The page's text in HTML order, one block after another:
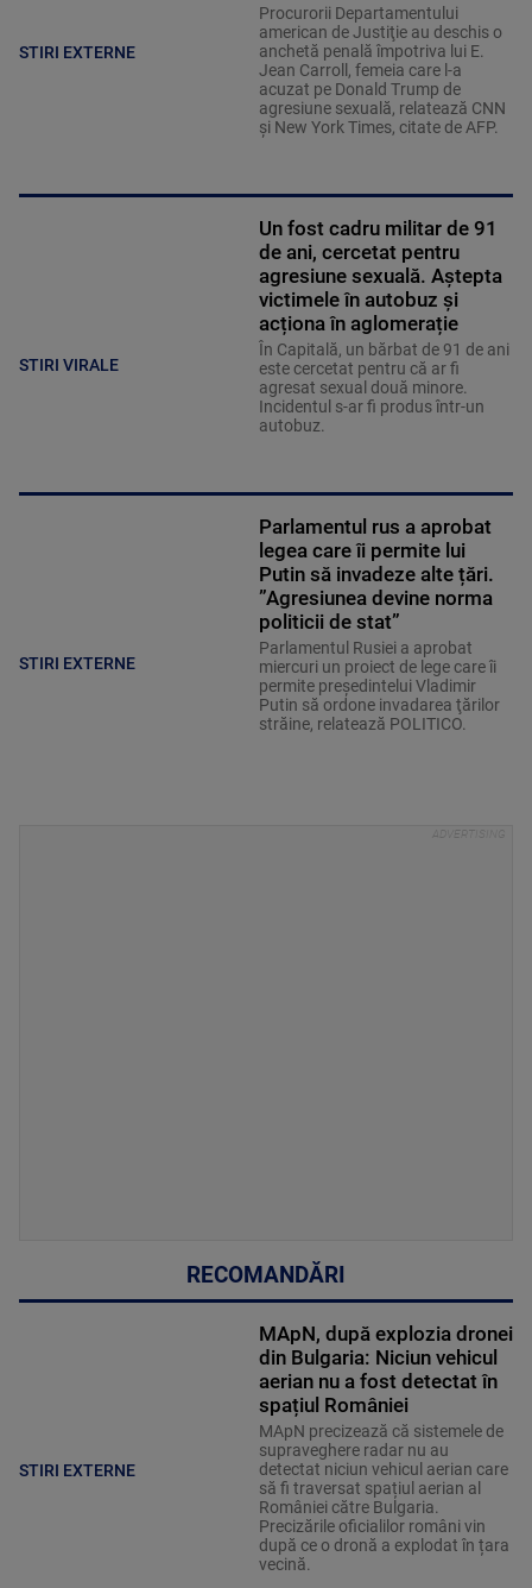
STIRI EXTERNE
Procurorii Departamentului
american de Justiţie au deschis o
anchetă penală împotriva lui E.
Jean Carroll, femeia care l-a
acuzat pe Donald Trump de
agresiune sexuală, relatează CNN
şi New York Times, citate de AFP.
STIRI VIRALE
Un fost cadru militar de 91
de ani, cercetat pentru
agresiune sexuală. Aștepta
victimele în autobuz și
acționa în aglomerație
În Capitală, un bărbat de 91 de ani
este cercetat pentru că ar fi
agresat sexual două minore.
Incidentul s-ar fi produs într-un
autobuz.
STIRI EXTERNE
Parlamentul rus a aprobat
legea care îi permite lui
Putin să invadeze alte țări.
”Agresiunea devine norma
politicii de stat”
Parlamentul Rusiei a aprobat
miercuri un proiect de lege care îi
permite preşedintelui Vladimir
Putin să ordone invadarea ţărilor
străine, relatează POLITICO.
RECOMANDĂRI
STIRI EXTERNE
MApN, după explozia dronei
din Bulgaria: Niciun vehicul
aerian nu a fost detectat în
spațiul României
MApN precizează că sistemele de
supraveghere radar nu au
detectat niciun vehicul aerian care
să fi traversat spațiul aerian al
României către Bulgaria.
Precizările oficialilor români vin
după ce o dronă a explodat în țara
vecină.